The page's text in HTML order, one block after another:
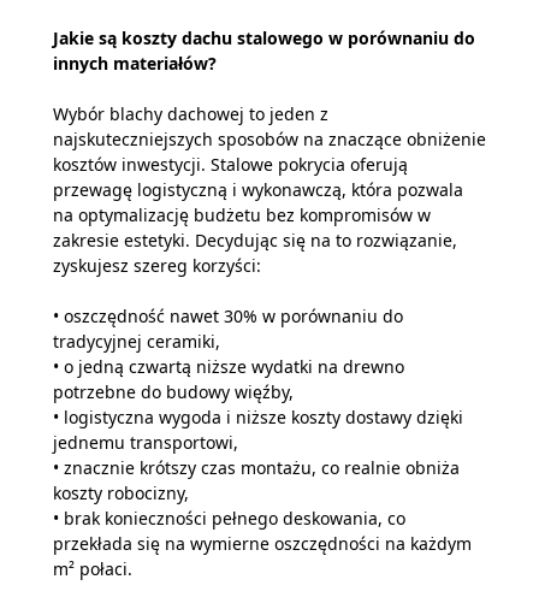
Jakie są koszty dachu stalowego w porównaniu do
innych materiałów?
Wybór blachy dachowej to jeden z
najskuteczniejszych sposobów na znaczące obniżenie
kosztów inwestycji. Stalowe pokrycia oferują
przewagę logistyczną i wykonawczą, która pozwala
na optymalizację budżetu bez kompromisów w
zakresie estetyki. Decydując się na to rozwiązanie,
zyskujesz szereg korzyści:
• oszczędność nawet 30% w porównaniu do
tradycyjnej ceramiki,
• o jedną czwartą niższe wydatki na drewno
potrzebne do budowy więźby,
• logistyczna wygoda i niższe koszty dostawy dzięki
jednemu transportowi,
• znacznie krótszy czas montażu, co realnie obniża
koszty robocizny,
• brak konieczności pełnego deskowania, co
przekłada się na wymierne oszczędności na każdym
m² połaci.